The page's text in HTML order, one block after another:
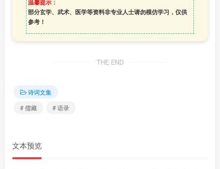
温馨提示：
部分玄学、武术、医学等资料非专业人士请勿模仿学习，仅供
参考！
THE END
诗词文集
# 儒藏
# 语录
文本预览